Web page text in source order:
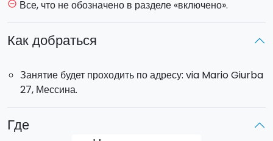
попробовать приготовленные блюда!
Продолжительность
Покупайтекупонпрямо сейчас, для собственного
remove_circle_outline Все, что не обозначено в разделе «включено».
Как добраться
Занятие будет проходить по адресу: via Mario Giurba
27, Мессина.
Где